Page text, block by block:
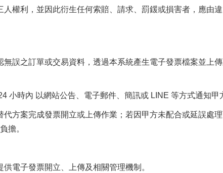
權利，並因此衍生任何索賠、請求、罰鍰或損害者，應由
誤之訂單或交易資料，透過本系統產生電子發票檔案並上
小時內 以網站公告、電子郵件、簡訊或 LINE 等方式通知甲
方案完成發票開立或上傳作業；若因甲方未配合或延誤處
擔。
電子發票開立、上傳及相關管理機制。